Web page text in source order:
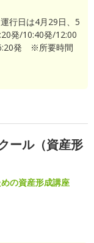
行日は4月29日、5
発/10:40発/12:00
発 ※所要時間
ール（資産形
の資産形成講座